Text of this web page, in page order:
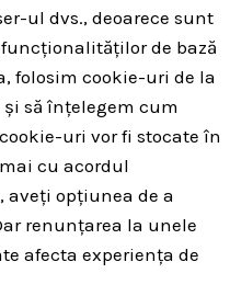
ul dvs., deoarece sunt
de bază
folosim cookie-uri de la
să înțelegem cum
uri vor fi stocate în
cu acordul
aveți opțiunea de a
renunțarea la unele
afecta experiența de